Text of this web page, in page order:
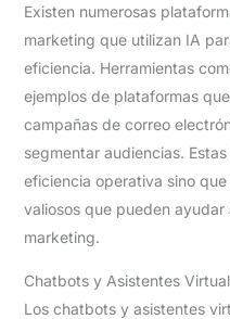
Existen numerosas
marketing que utilizan IA
eficiencia. Herramientas
ejemplos de plataformas
campañas de correo
segmentar audiencias.
eficiencia operativa sino
valiosos que pueden
marketing.
Chatbots y Asistentes
Los chatbots y asistentes